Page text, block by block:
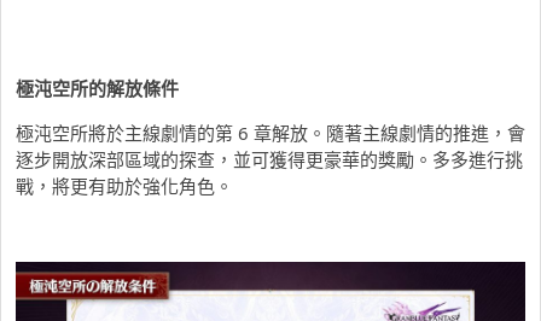
極沌空所的解放條件
極沌空所將於主線劇情的第 6 章解放。隨著主線劇情的推進，會
逐步開放深部區域的探查，並可獲得更豪華的獎勵。多多進行挑
戰，將更有助於強化角色。